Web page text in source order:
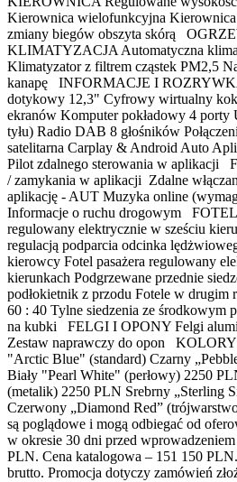
Kierownica wielofunkcyjna
zmiany biegów obszyta skórą
KLIMATYZACJA Automatyczna
Klimatyzator z filtrem cząstek PM2,5
kanapę INFORMACJE I
dotykowy 12,3" Cyfrowy wirtualny
ekranów Komputer pokładowy 4
tyłu) Radio DAB 8 głośników
satelitarna Carplay & Android Auto
Pilot zdalnego sterowania w aplikacji
/ zamykania w aplikacji Zdalne
aplikację - AUT Muzyka online
Informacje o ruchu drogowym
regulowany elektrycznie w sześciu
regulacją podparcia odcinka
kierowcy Fotel pasażera regulowany
kierunkach Podgrzewane przednie
podłokietnik z przodu Fotele w drugim
60 : 40 Tylne siedzenia ze środkowym
na kubki FELGI I OPONY Felgi
Zestaw naprawczy do opon
"Arctic Blue" (standard) Czarny
Biały "Pearl White" (perłowy) 2250
(metalik) 2250 PLN Srebrny „Sterling
Czerwony „Diamond Red”
są poglądowe i mogą odbiegać od
w okresie 30 dni przed
PLN. Cena katalogowa – 151 150
brutto. Promocja dotyczy zamówień